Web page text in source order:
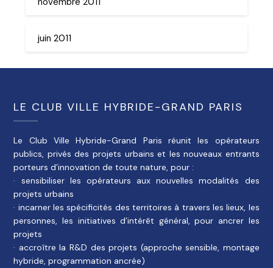
juin 2011
LE CLUB VILLE HYBRIDE-GRAND PARIS
Le Club Ville Hybride-Grand Paris réunit les opérateurs
publics, privés des projets urbains et les nouveaux entrants
porteurs d’innovation de toute nature, pour :
· sensibiliser les opérateurs aux nouvelles modalités des
projets urbains
· incarner les spécificités des territoires à travers les lieux, les
personnes, les initiatives d’intérêt général, pour ancrer les
projets
· accroître la R&D des projets (approche sensible, montage
hybride, programmation ancrée)